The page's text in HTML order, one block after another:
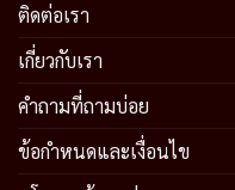
ติดต่อเรา
เกี่ยวกับเรา
คำถามที่ถามบ่อย
ข้อกำหนดและเงื่อนไข